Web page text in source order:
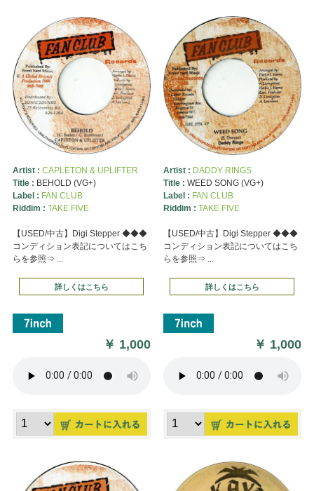
Artist : CAPLETON & UPLIFTER
Title : BEHOLD (VG+)
Label : FAN CLUB
Riddim : TAKE FIVE
【USED/中古】Digi Stepper ◆◆◆
コンディション表記についてはこち
らを参照⇒ ...
詳しくはこちら
￥ 1,000
Artist : DADDY RINGS
Title : WEED SONG (VG+)
Label : FAN CLUB
Riddim : TAKE FIVE
【USED/中古】Digi Stepper ◆◆◆
コンディション表記についてはこち
らを参照⇒ ...
詳しくはこちら
￥ 1,000